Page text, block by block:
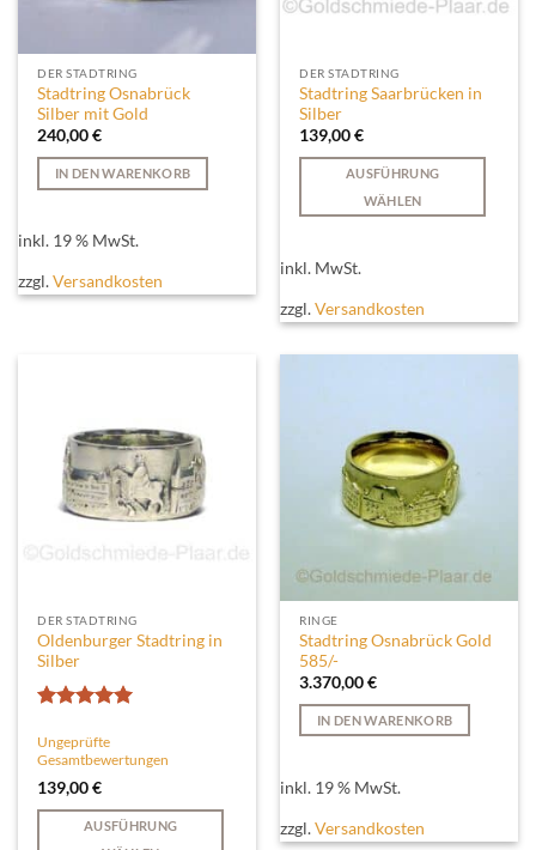
DER STADTRING
Stadtring Osnabrück
Silber mit Gold
240,00€
IN DEN WARENKORB
inkl. 19 % MwSt.
zzgl.Versandkosten
DER STADTRING
Stadtring Saarbrücken in
Silber
139,00€
AUSFÜHRUNG
WÄHLEN
weist
mehrere
Varianten
auf.
Produktseite
gewählt
inkl. MwSt.
zzgl.Versandkosten
DER STADTRING
Oldenburger Stadtring in
Silber
mit5von
5
Ungeprüfte
Gesamtbewertungen
139,00€
AUSFÜHRUNG
RINGE
Stadtring Osnabrück Gold
585/-
3.370,00€
IN DEN WARENKORB
inkl. 19 % MwSt.
zzgl.Versandkosten